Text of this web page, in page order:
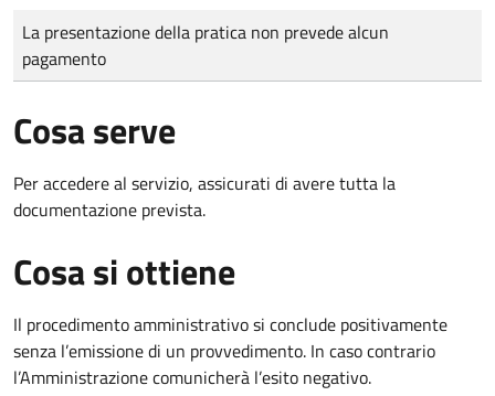
Tipo di pagamento
Importo
La presentazione della pratica non prevede alcun
pagamento
Cosa serve
Per accedere al servizio, assicurati di avere tutta la
documentazione prevista.
Cosa si ottiene
Il procedimento amministrativo si conclude positivamente
senza l’emissione di un provvedimento. In caso contrario
l’Amministrazione comunicherà l’esito negativo.